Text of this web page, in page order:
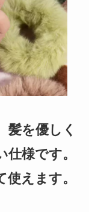
髪を優しく
様です。
えます。